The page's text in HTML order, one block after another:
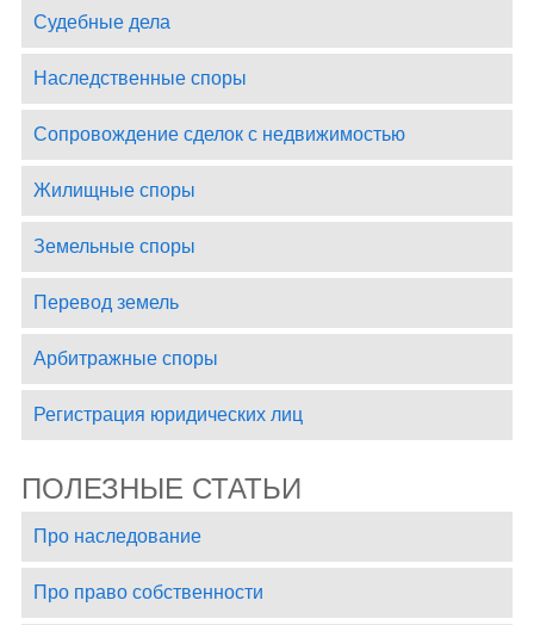
Судебные дела
Наследственные споры
Сопровождение сделок с недвижимостью
Жилищные споры
Земельные споры
Перевод земель
Арбитражные споры
Регистрация юридических лиц
ПОЛЕЗНЫЕ СТАТЬИ
Про наследование
Про право собственности